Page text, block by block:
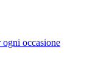
ogni occasione